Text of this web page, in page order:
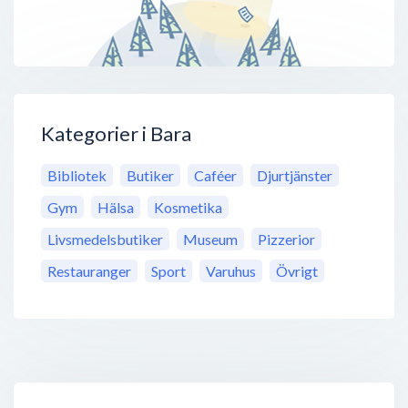
Kategorier i Bara
Bibliotek Butiker Caféer
Djurtjänster
Gym
Hälsa
Kosmetika
Livsmedelsbutiker
Museum
Pizzerior
Restauranger
Sport Varuhus Övrigt